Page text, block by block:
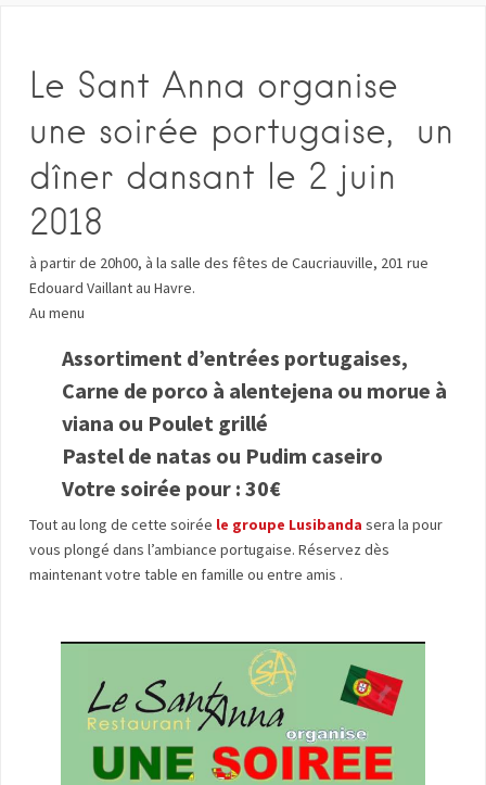
Le Sant Anna organise
une soirée portugaise, un
dîner dansant le 2 juin
2018
à partir de 20h00, à la salle des fêtes de Caucriauville, 201 rue
Edouard Vaillant au Havre.
Au menu
Assortiment d’entrées portugaises,
Carne de porco à alentejena ou morue à
viana ou Poulet grillé
Pastel de natas ou Pudim caseiro
Votre soirée pour : 30€
Tout au long de cette soirée le groupe Lusibanda sera la pour
vous plongé dans l’ambiance portugaise. Réservez dès
maintenant votre table en famille ou entre amis .